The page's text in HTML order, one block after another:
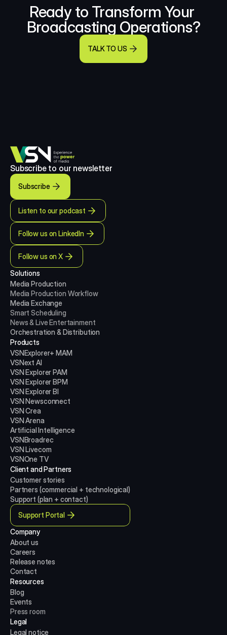
Ready to Transform Your
Broadcasting Operations?
TALK TO US
Subscribe to our newsletter
Subscribe
Listen to our podcast
Follow us on LinkedIn
Follow us on X
Solutions
Media Production
Media Production Workflow
Media Exchange
Smart Scheduling
News & Live Entertainment
Orchestration & Distribution
Products
VSNExplorer+ MAM
VSNext AI
VSN Explorer PAM
VSN Explorer BPM
VSN Explorer BI
VSN Newsconnect
VSN Crea
VSN Arena
Artificial Intelligence
VSNBroadrec
VSN Livecom
VSNOne TV
Client and Partners
Customer stories
Partners (commercial + technological)
Support (plan + contact)
Support Portal
Company
About us
Careers
Release notes
Contact
Resources
Blog
Events
Press room
Legal
Legal notice